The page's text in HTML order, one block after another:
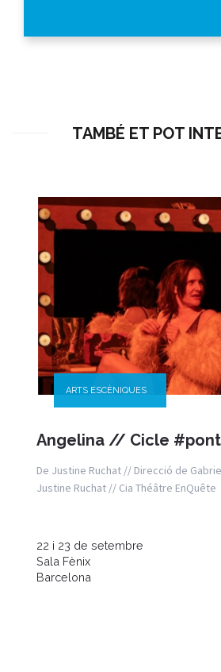
TAMBÉ ET POT
ARTS ESCÈNIQUES
Angelina // Cicle
De Justine Ruchat // Direcció de
Justine Ruchat // Cia Théâtre EnQuête
22 i 23 de setembre
Sala Fènix
Barcelona